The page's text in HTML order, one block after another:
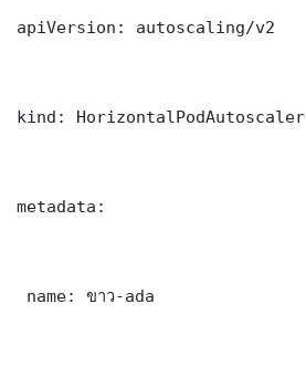
apiVersion: autoscaling/v2
kind: HorizontalPodAutoscaler
metadata:
name: ขาว-ada